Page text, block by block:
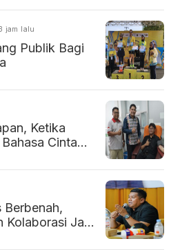
jam lalu
Publik Bagi
Ketika
Cinta
Berbenah,
Kolaborasi Jadi